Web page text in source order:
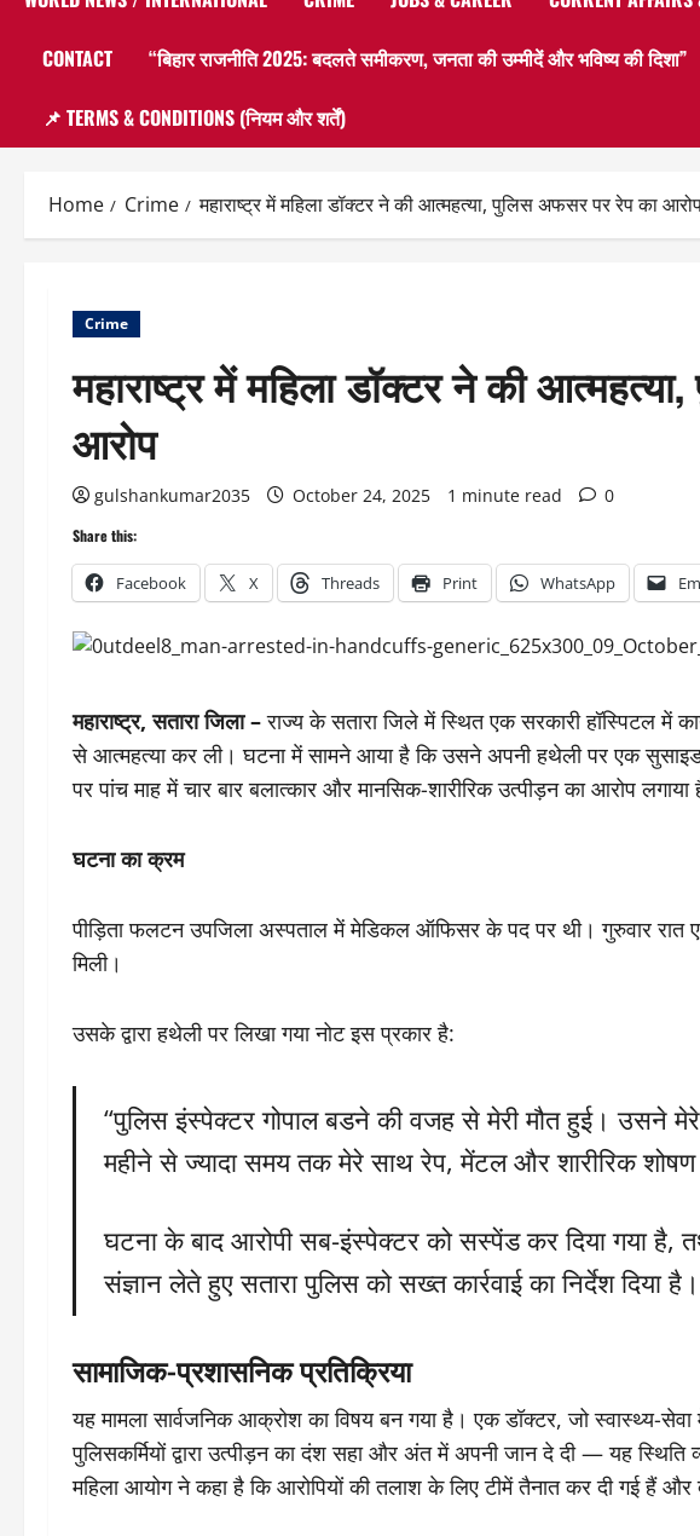
CONTACT “बिहार राजनीति 2025: बदलते समीकरण, जनता की उम्मीदें और भविष्य की दिशा”
📌 TERMS & CONDITIONS (नियम और शर्तें)
Home Crime महाराष्ट्र में महिला डॉक्टर ने की आत्महत्या, पुलिस अफसर पर रेप का
Crime
महाराष्ट्र में महिला डॉक्टर ने की
आरोप
gulshankumar2035 October 24, 2025 1 minute read 0
Share this:
Facebook X Threads Print WhatsApp
महाराष्ट्र, सतारा जिला –राज्य के सतारा जिले में स्थित एक सरकारी हॉस्पिटल में
से आत्महत्या कर ली। घटना में सामने आया है कि उसने अपनी हथेली पर एक
पर पांच माह में चार बार बलात्कार और मानसिक-शारीरिक उत्पीड़न का आरोप लगाया
घटना का क्रम
पीड़िता फलटन उपजिला अस्पताल में मेडिकल ऑफिसर के पद पर थी। गुरुवार
मिली।
उसके द्वारा हथेली पर लिखा गया नोट इस प्रकार है:
“पुलिस इंस्पेक्टर गोपाल बडने की वजह से मेरी मौत हुई। उसने
महीने से ज्यादा समय तक मेरे साथ रेप, मेंटल और शारीरिक शोषण
घटना के बाद आरोपी सब-इंस्पेक्टर को सस्पेंड कर दिया गया है,
संज्ञान लेते हुए सतारा पुलिस को सख्त कार्रवाई का निर्देश दिया है।
सामाजिक-प्रशासनिक प्रतिक्रिया
यह मामला सार्वजनिक आक्रोश का विषय बन गया है। एक डॉक्टर, जो स्वास्थ्य-
पुलिसकर्मियों द्वारा उत्पीड़न का दंश सहा और अंत में अपनी जान दे दी — यह
महिला आयोग ने कहा है कि आरोपियों की तलाश के लिए टीमें तैनात कर दी गई हैं और